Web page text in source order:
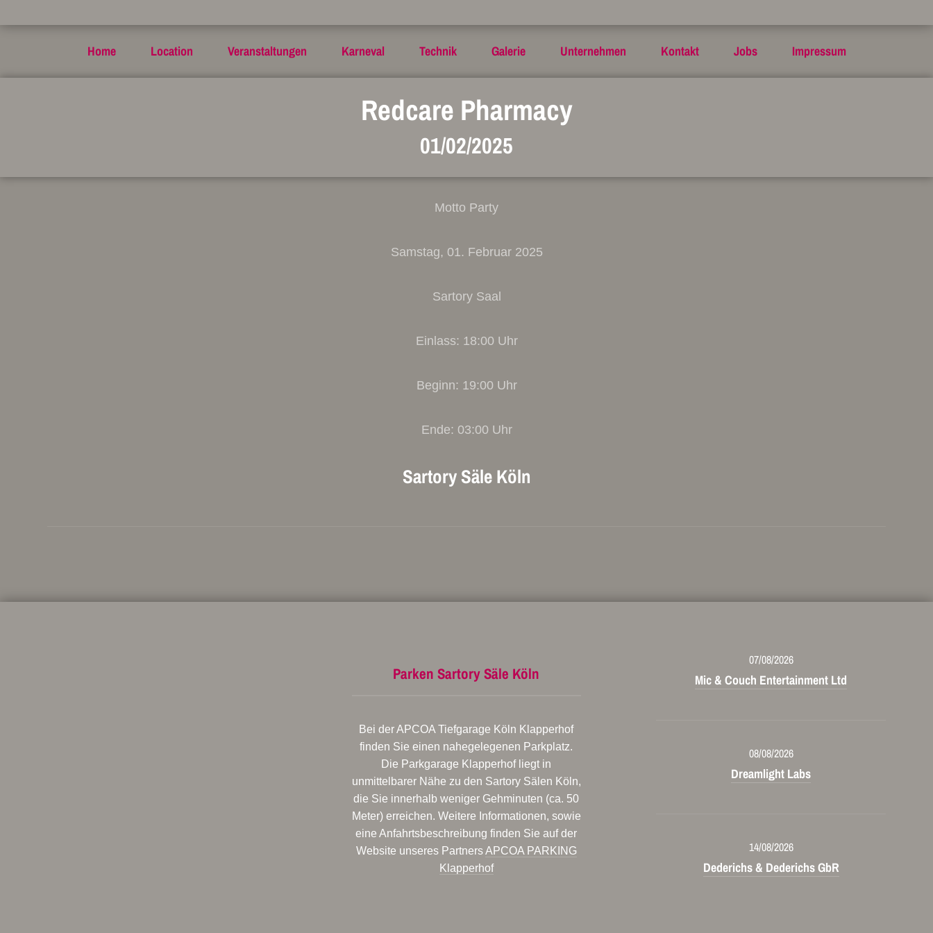
Home Location Veranstaltungen Karneval Technik Galerie Unternehmen Kontakt Jobs Impressum
Redcare Pharmacy
01/02/2025
Motto Party
Samstag, 01. Februar 2025
Sartory Saal
Einlass: 18:00 Uhr
Beginn: 19:00 Uhr
Ende: 03:00 Uhr
Sartory Säle Köln
Parken Sartory Säle Köln
Bei der APCOA Tiefgarage Köln Klapperhof
finden Sie einen nahegelegenen Parkplatz.
Die Parkgarage Klapperhof liegt in
unmittelbarer Nähe zu den Sartory Sälen Köln,
die Sie innerhalb weniger Gehminuten (ca. 50
Meter) erreichen. Weitere Informationen, sowie
eine Anfahrtsbeschreibung finden Sie auf der
Website unseres PartnersAPCOA PARKING
Klapperhof
07/08/2026
Mic & Couch Entertainment Ltd
08/08/2026
Dreamlight Labs
14/08/2026
Dederichs & Dederichs GbR